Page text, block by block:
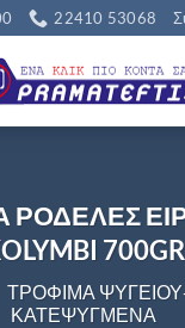
22410 53068
700GR
ΤΡΌΦΙΜΑ
ΚΑΤΕΨΥΓΜΈΝΑ